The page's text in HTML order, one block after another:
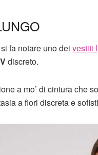
si fa notare uno dei vestiti
discreto.
a mo’ di cintura che
a fiori discreta e